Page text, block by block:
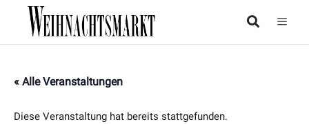
« Alle Veranstaltungen
Diese Veranstaltung hat bereits stattgefunden.